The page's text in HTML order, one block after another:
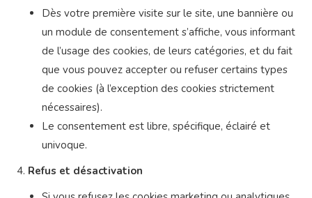
Dès votre première visite sur le site, une bannière ou
un module de consentement s’affiche, vous informant
de l’usage des cookies, de leurs catégories, et du fait
que vous pouvez accepter ou refuser certains types
de cookies (à l’exception des cookies strictement
nécessaires).
Le consentement est libre, spécifique, éclairé et
univoque.
Refus et désactivation